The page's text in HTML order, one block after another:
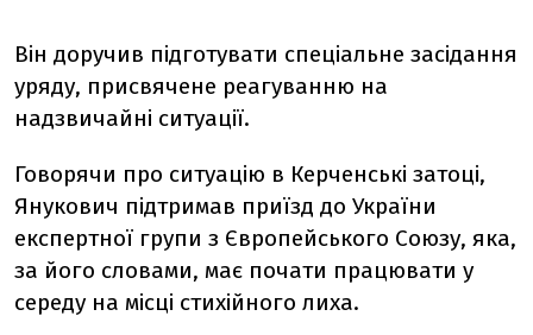
Він доручив підготувати спеціальне засідання
уряду, присвячене реагуванню на
надзвичайні ситуації.
Говорячи про ситуацію в Керченські затоці,
Янукович підтримав приїзд до України
експертної групи з Європейського Союзу, яка,
за його словами, має почати працювати у
середу на місці стихійного лиха.